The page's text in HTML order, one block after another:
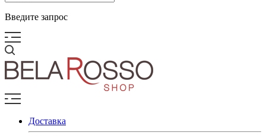
Введите запрос
Доставка